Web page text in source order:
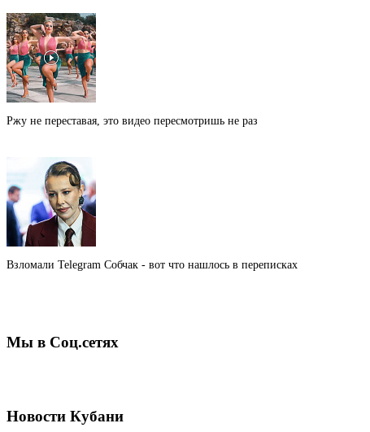
Ржу не переставая, это видео пересмотришь не раз
Взломали Telegram Собчак - вот что нашлось в переписках
Мы в Соц.сетях
Новости Кубани